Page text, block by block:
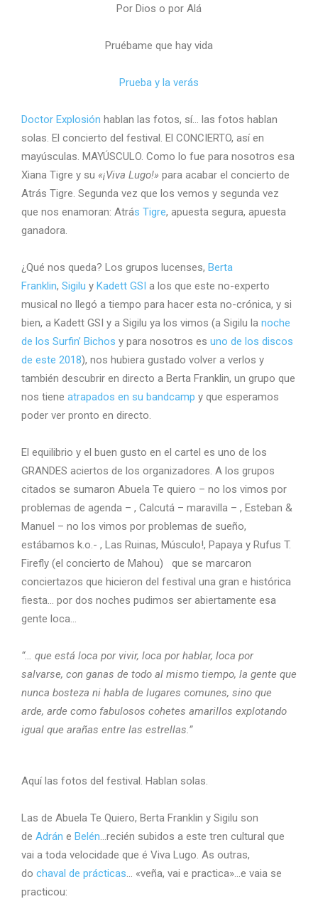
Por Dios o por Alá
Pruébame que hay vida
Prueba y la verás
Doctor Explosión hablan las fotos, sí… las fotos hablan
solas. El concierto del festival. El CONCIERTO, así en
mayúsculas. MAYÚSCULO. Como lo fue para nosotros esa
Xiana Tigre y su «¡Viva Lugo!» para acabar el concierto de
Atrás Tigre. Segunda vez que los vemos y segunda vez
que nos enamoran: Atrás Tigre, apuesta segura, apuesta
ganadora.
¿Qué nos queda? Los grupos lucenses, Berta
Franklin, Sigilu y Kadett GSI a los que este no-experto
musical no llegó a tiempo para hacer esta no-crónica, y si
bien, a Kadett GSI y a Sigilu ya los vimos (a Sigilu la noche
de los Surfin’ Bichos y para nosotros es uno de los discos
de este 2018), nos hubiera gustado volver a verlos y
también descubrir en directo a Berta Franklin, un grupo que
nos tiene atrapados en su bandcamp y que esperamos
poder ver pronto en directo.
El equilibrio y el buen gusto en el cartel es uno de los
GRANDES aciertos de los organizadores. A los grupos
citados se sumaron Abuela Te quiero – no los vimos por
problemas de agenda – , Calcutá – maravilla – , Esteban &
Manuel – no los vimos por problemas de sueño,
estábamos k.o.- , Las Ruinas, Músculo!, Papaya y Rufus T.
Firefly (el concierto de Mahou) que se marcaron
conciertazos que hicieron del festival una gran e histórica
fiesta… por dos noches pudimos ser abiertamente esa
gente loca…
“… que está loca por vivir, loca por hablar, loca por
salvarse, con ganas de todo al mismo tiempo, la gente que
nunca bosteza ni habla de lugares comunes, sino que
arde, arde como fabulosos cohetes amarillos explotando
igual que arañas entre las estrellas.”
Aquí las fotos del festival. Hablan solas.
Las de Abuela Te Quiero, Berta Franklin y Sigilu son
de Adrán e Belén…recién subidos a este tren cultural que
vai a toda velocidade que é Viva Lugo. As outras,
do chaval de prácticas… «veña, vai e practica»…e vaia se
practicou: